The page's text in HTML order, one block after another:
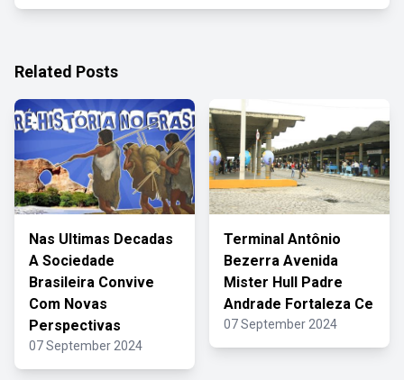
Related Posts
Nas Ultimas Decadas
A Sociedade
Brasileira Convive
Com Novas
Perspectivas
07 September 2024
Terminal Antônio
Bezerra Avenida
Mister Hull Padre
Andrade Fortaleza Ce
07 September 2024